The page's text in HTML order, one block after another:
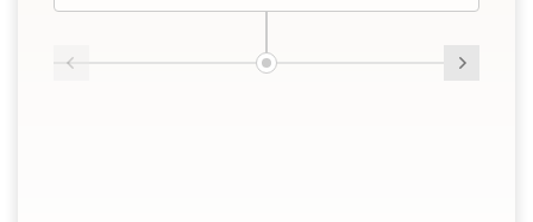
测、细胞沉渣病理诊断及进一步检测，开展FISH检